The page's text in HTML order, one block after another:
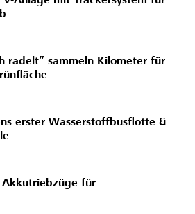
radelt” sammeln Kilometer für
erster Wasserstoffbusflotte &
Akkutriebzüge für